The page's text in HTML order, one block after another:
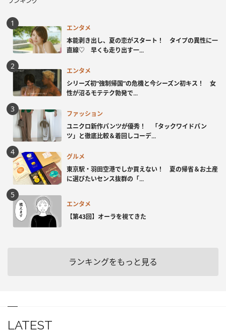
エンタメ
本能剥き出し、夏の恋がスタート！ タイプの異性に一
直線♡ 早くも走り出す一...
エンタメ
シリーズ初“強制帰国”の危機と今シーズン初キス！ 女
性が沼るモテテク勃発で...
ファッション
ユニクロ新作パンツが優秀！ 「タックワイドパン
ツ」と徹底比較＆着回しコーデ...
グルメ
東京駅・羽田空港でしか買えない！ 夏の帰省＆お土産
に選びたいセンス抜群の「...
エンタメ
【第43回】オーラを視てきた
ランキングをもっと見る
LATEST